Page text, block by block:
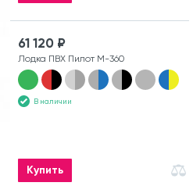
61 120 ₽
Лодка ПВХ Пилот М-360
В наличии
Купить